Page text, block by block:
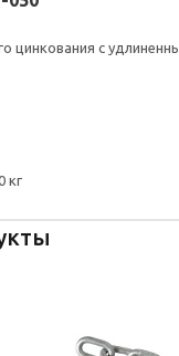
цинкования с
кг